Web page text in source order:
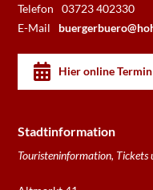
Telefon
03723 402330
E-Mail
Hier online
Stadtinformation
Touristeninformation, Tickets